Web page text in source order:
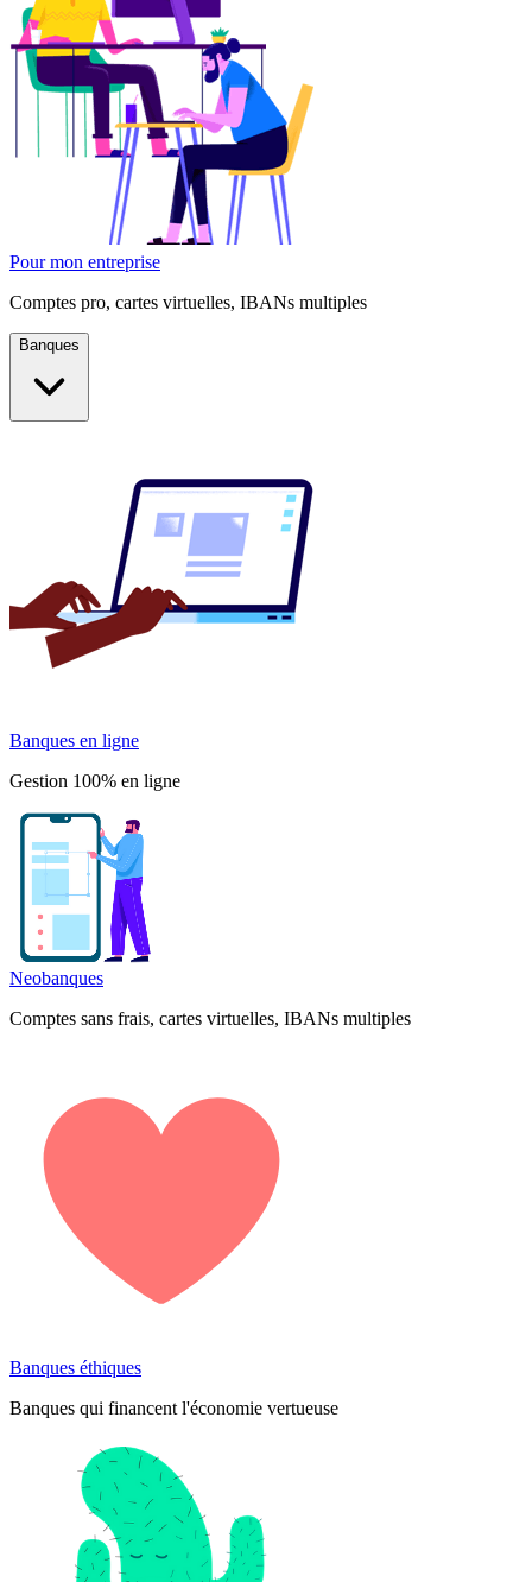
Pour mon entreprise
Comptes pro, cartes virtuelles, IBANs multiples
Banques
Banques en ligne
Gestion 100% en ligne
Neobanques
Comptes sans frais, cartes virtuelles, IBANs multiples
Banques éthiques
Banques qui financent l'économie vertueuse